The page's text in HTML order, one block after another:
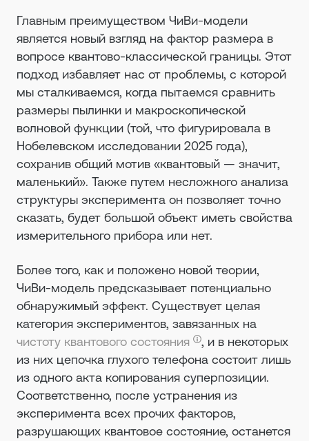
Главным преимуществом ЧиВи-модели
является новый взгляд на фактор размера в
вопросе квантово-классической границы. Этот
подход избавляет нас от проблемы, с которой
мы сталкиваемся, когда пытаемся сравнить
размеры пылинки и макроскопической
волновой функции (той, что фигурировала в
Нобелевском исследовании 2025 года),
сохранив общий мотив «квантовый — значит,
маленький». Также путем несложного анализа
структуры эксперимента он позволяет точно
сказать, будет большой объект иметь свойства
измерительного прибора или нет.
Более того, как и положено новой теории,
ЧиВи-модель предсказывает потенциально
обнаружимый эффект. Существует целая
категория экспериментов, завязанных на
чистоту квантового состояния
, и в некоторых
из них цепочка глухого телефона состоит лишь
из одного акта копирования суперпозиции.
Соответственно, после устранения из
эксперимента всех прочих факторов,
разрушающих квантовое состояние, останется